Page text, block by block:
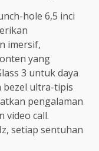
hole 6,5 inci
imersif,
yang
3 untuk daya
bezel ultra-tipis
pengalaman
video call.
setiap sentuhan